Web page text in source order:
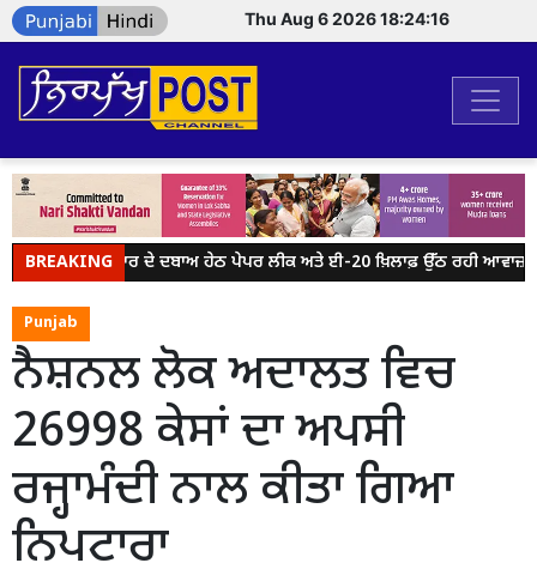
Thu Aug 6 2026 18:24:16
BREAKING
ਮੋਦੀ ਸਰਕਾਰ ਦੇ ਦਬਾਅ ਹੇਠ ਪੇਪਰ ਲੀਕ ਅਤੇ ਈ-20 ਖ਼ਿਲਾਫ਼ ਉੱਠ ਰਹੀ ਆਵਾਜ਼ ਨੂੰ
Punjab
ਨੈਸ਼ਨਲ ਲੋਕ ਅਦਾਲਤ ਵਿਚ
26998 ਕੇਸਾਂ ਦਾ ਅਪਸੀ
ਰਜ੍ਹਾਮੰਦੀ ਨਾਲ ਕੀਤਾ ਗਿਆ
ਨਿਪਟਾਰਾ